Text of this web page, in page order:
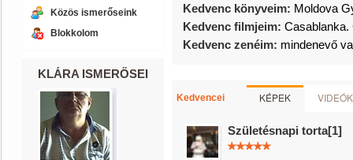
Közös ismerőseink
Blokkolom
KLÁRA ISMERŐSEI
Kedvenc könyveim: Moldova
Kedvenc filmjeim: Casablanka.
Kedvenc zenéim: mindenevő
Kedvencei KÉPEK VIDEÓK
Születésnapi torta[1]